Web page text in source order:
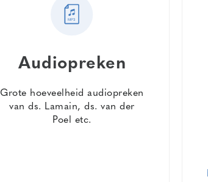
Audiopreken
Grote hoeveelheid audiopreken
van ds. Lamain, ds. van der
Poel etc.